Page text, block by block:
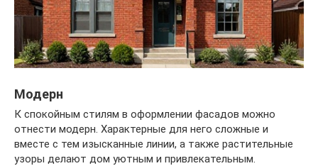
Модерн
К спокойным стилям в оформлении фасадов можно
отнести модерн. Характерные для него сложные и
вместе с тем изысканные линии, а также растительные
узоры делают дом уютным и привлекательным.